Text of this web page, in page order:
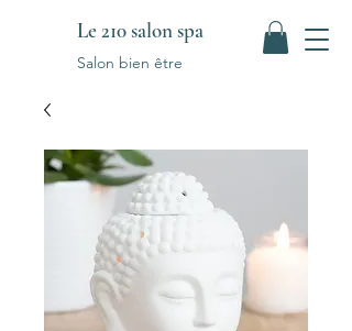
Le 210 salon spa
Salon bien être